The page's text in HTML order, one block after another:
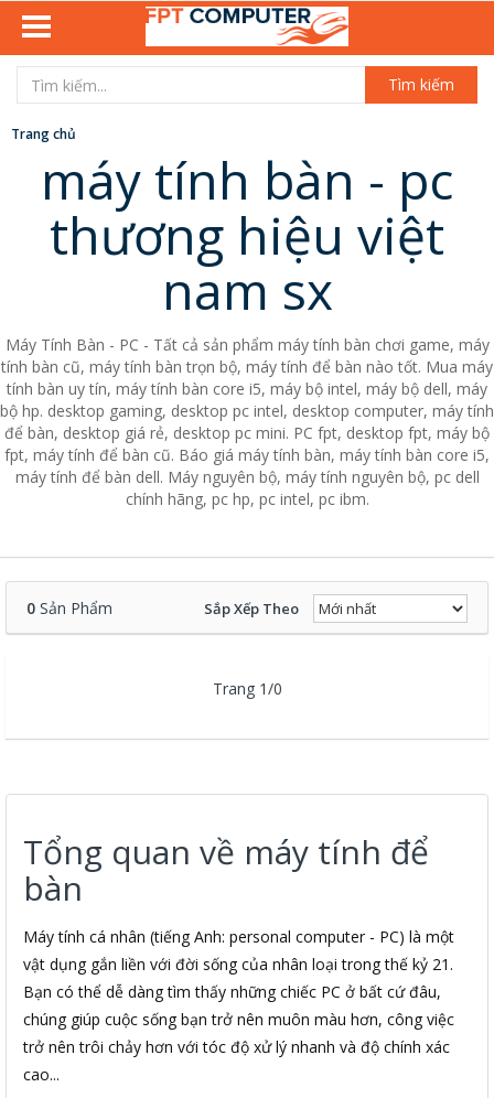
Tìm kiếm
Trang chủ
máy tính bàn - pc
thương hiệu việt
nam sx
Máy Tính Bàn - PC - Tất cả sản phẩm máy tính bàn chơi game, máy
tính bàn cũ, máy tính bàn trọn bộ, máy tính để bàn nào tốt. Mua máy
tính bàn uy tín, máy tính bàn core i5, máy bộ intel, máy bộ dell, máy
bộ hp. desktop gaming, desktop pc intel, desktop computer, máy tính
để bàn, desktop giá rẻ, desktop pc mini. PC fpt, desktop fpt, máy bộ
fpt, máy tính để bàn cũ. Báo giá máy tính bàn, máy tính bàn core i5,
máy tính để bàn dell. Máy nguyên bộ, máy tính nguyên bộ, pc dell
chính hãng, pc hp, pc intel, pc ibm.
0 Sản Phẩm Sắp Xếp Theo
Trang 1/0
Tổng quan về máy tính để
bàn
Máy tính cá nhân (tiếng Anh: personal computer - PC) là một
vật dụng gắn liền với đời sống của nhân loại trong thế kỷ 21.
Bạn có thể dễ dàng tìm thấy những chiếc PC ở bất cứ đâu,
chúng giúp cuộc sống bạn trở nên muôn màu hơn, công việc
trở nên trôi chảy hơn với tóc độ xử lý nhanh và độ chính xác
cao...